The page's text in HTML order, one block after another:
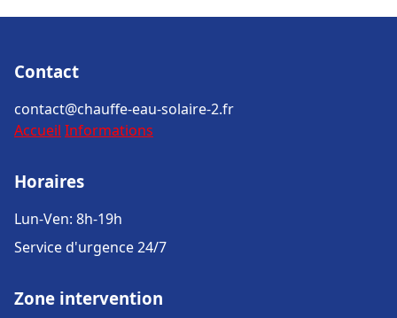
Contact
contact@chauffe-eau-solaire-2.fr
Accueil Informations
Horaires
Lun-Ven: 8h-19h
Service d'urgence 24/7
Zone intervention